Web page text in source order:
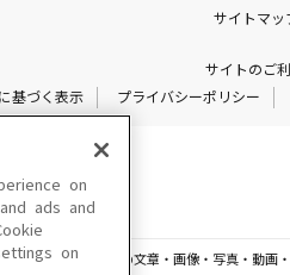
サイトマッ
サイトのご
基づく表示
プライバシーポリシー
掲載されている一切の文章・画像・写真・動画
on
ads and
on